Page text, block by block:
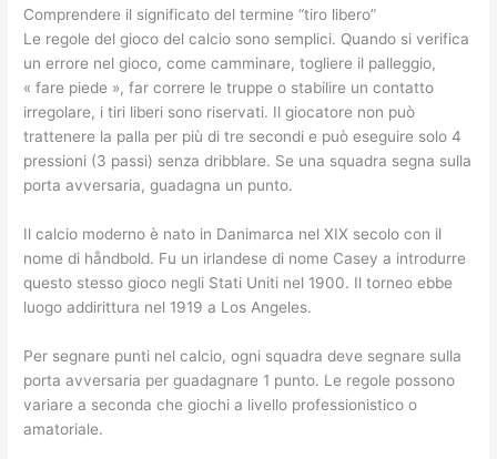
Comprendere il significato del termine “tiro libero”
Le regole del gioco del calcio sono semplici. Quando si verifica
un errore nel gioco, come camminare, togliere il palleggio,
« fare piede », far correre le truppe o stabilire un contatto
irregolare, i tiri liberi sono riservati. Il giocatore non può
trattenere la palla per più di tre secondi e può eseguire solo 4
pressioni (3 passi) senza dribblare. Se una squadra segna sulla
porta avversaria, guadagna un punto.
Il calcio moderno è nato in Danimarca nel XIX secolo con il
nome di håndbold. Fu un irlandese di nome Casey a introdurre
questo stesso gioco negli Stati Uniti nel 1900. Il torneo ebbe
luogo addirittura nel 1919 a Los Angeles.
Per segnare punti nel calcio, ogni squadra deve segnare sulla
porta avversaria per guadagnare 1 punto. Le regole possono
variare a seconda che giochi a livello professionistico o
amatoriale.